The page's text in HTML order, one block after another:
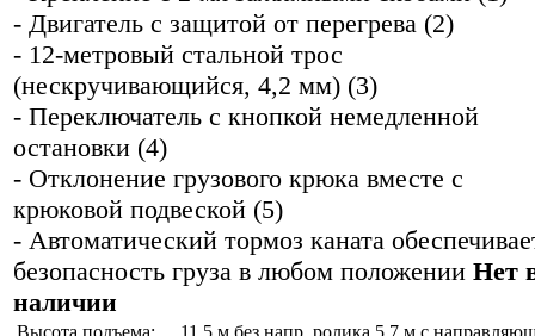
- Двигатель с защитой от перегрева (2)
- 12-метровый стальной трос
(нескручивающийся, 4,2 мм) (3)
- Переключатель с кнопкой немедленной
остановки (4)
- Отклонение грузового крюка вместе с
крюковой подвеской (5)
- Автоматический тормоз каната
безопасность груза в любом положении Нет
наличии
Высота подъема:
11,5 м без напр. ролика 5,7 м с